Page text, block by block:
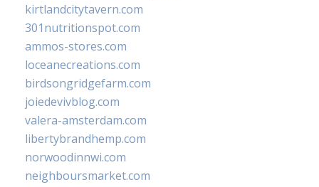
kirtlandcitytavern.com
301nutritionspot.com
ammos-stores.com
loceanecreations.com
birdsongridgefarm.com
joiedevivblog.com
valera-amsterdam.com
libertybrandhemp.com
norwoodinnwi.com
neighboursmarket.com